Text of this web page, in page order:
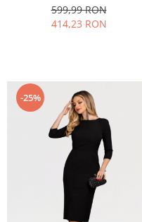
599,99 RON
414,23 RON
-25%